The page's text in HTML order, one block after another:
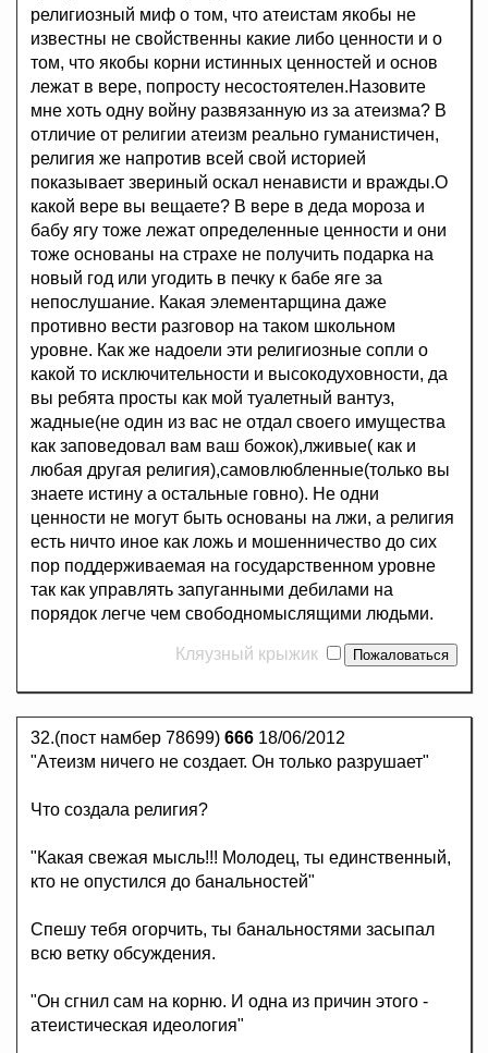
религиозный миф о том, что атеистам якобы не
известны не свойственны какие либо ценности и о
том, что якобы корни истинных ценностей и основ
лежат в вере, попросту несостоятелен.Назовите
мне хоть одну войну развязанную из за атеизма? В
отличие от религии атеизм реально гуманистичен,
религия же напротив всей свой историей
показывает звериный оскал ненависти и вражды.О
какой вере вы вещаете? В вере в деда мороза и
бабу ягу тоже лежат определенные ценности и они
тоже основаны на страхе не получить подарка на
новый год или угодить в печку к бабе яге за
непослушание. Какая элементарщина даже
противно вести разговор на таком школьном
уровне. Как же надоели эти религиозные сопли о
какой то исключительности и высокодуховности, да
вы ребята просты как мой туалетный вантуз,
жадные(не один из вас не отдал своего имущества
как заповедовал вам ваш божок),лживые( как и
любая другая религия),самовлюбленные(только вы
знаете истину а остальные говно). Не одни
ценности не могут быть основаны на лжи, а религия
есть ничто иное как ложь и мошенничество до сих
пор поддерживаемая на государственном уровне
так как управлять запуганными дебилами на
порядок легче чем свободномыслящими людьми.
Кляузный крыжик
32.(пост намбер 78699) 666 18/06/2012
"Атеизм ничего не создает. Он только разрушает"
Что создала религия?
"Какая свежая мысль!!! Молодец, ты единственный,
кто не опустился до банальностей"
Спешу тебя огорчить, ты банальностями засыпал
всю ветку обсуждения.
"Он сгнил сам на корню. И одна из причин этого -
атеистическая идеология"